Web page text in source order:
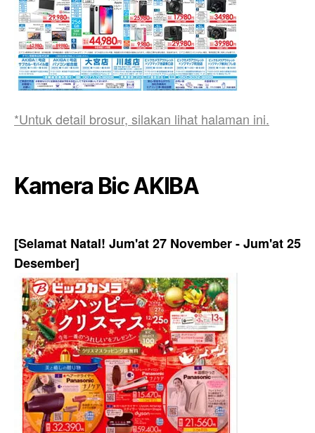
*Untuk detail brosur, silakan lihat halaman ini.
Kamera Bic AKIBA
[Selamat Natal! Jum'at 27 November - Jum'at 25
Desember]